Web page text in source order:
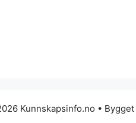
Kunnskapsinfo.no •